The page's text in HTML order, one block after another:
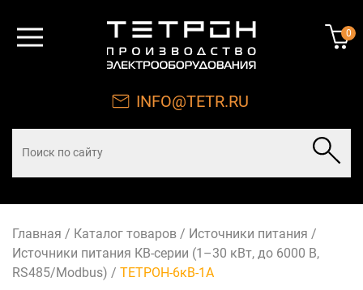
0
INFO@TETR.RU
Главная / Каталог товаров / Источники питания /
Источники питания КВ-серии (1–30 кВт, до 6000 В,
RS485/Modbus) / ТЕТРОН-6кВ-1А